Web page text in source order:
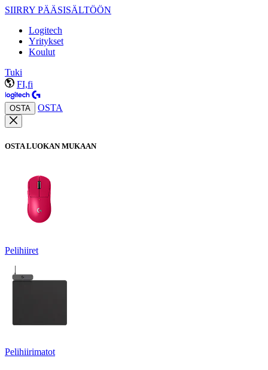
SIIRRY PÄÄSISÄLTÖÖN
Logitech
Yritykset
Koulut
Tuki
FI,fi
OSTA OSTA
OSTA LUOKAN MUKAAN
Pelihiiret
Pelihiirimatot